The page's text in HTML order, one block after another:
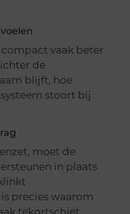
vaak beter
de
blijft, hoe
stoort bij
moet de
in plaats
precies waarom
tekortschiet.